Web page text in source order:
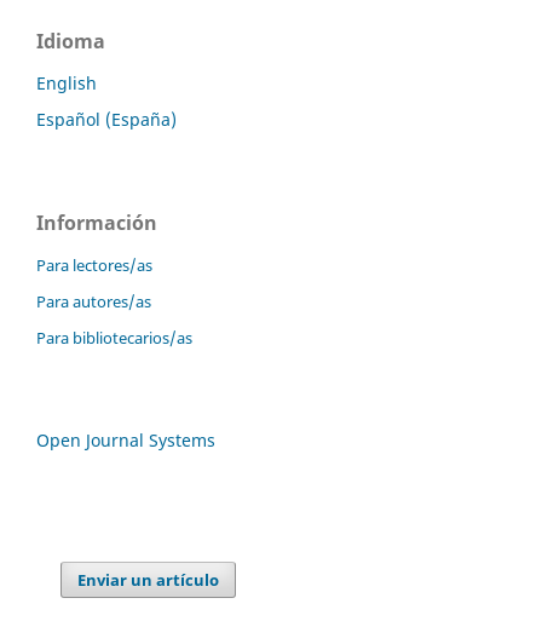
Idioma
English
Español (España)
Información
Para lectores/as
Para autores/as
Para bibliotecarios/as
Open Journal Systems
Enviar un artículo